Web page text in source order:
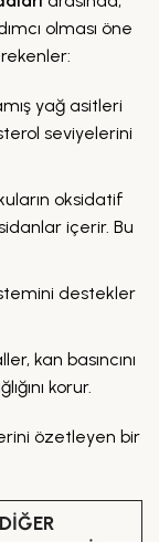
olması öne
yağ asitleri
seviyelerini
oksidatif
içerir. Bu
destekler
kan basıncını
korur.
özetleyen bir
DIĞER